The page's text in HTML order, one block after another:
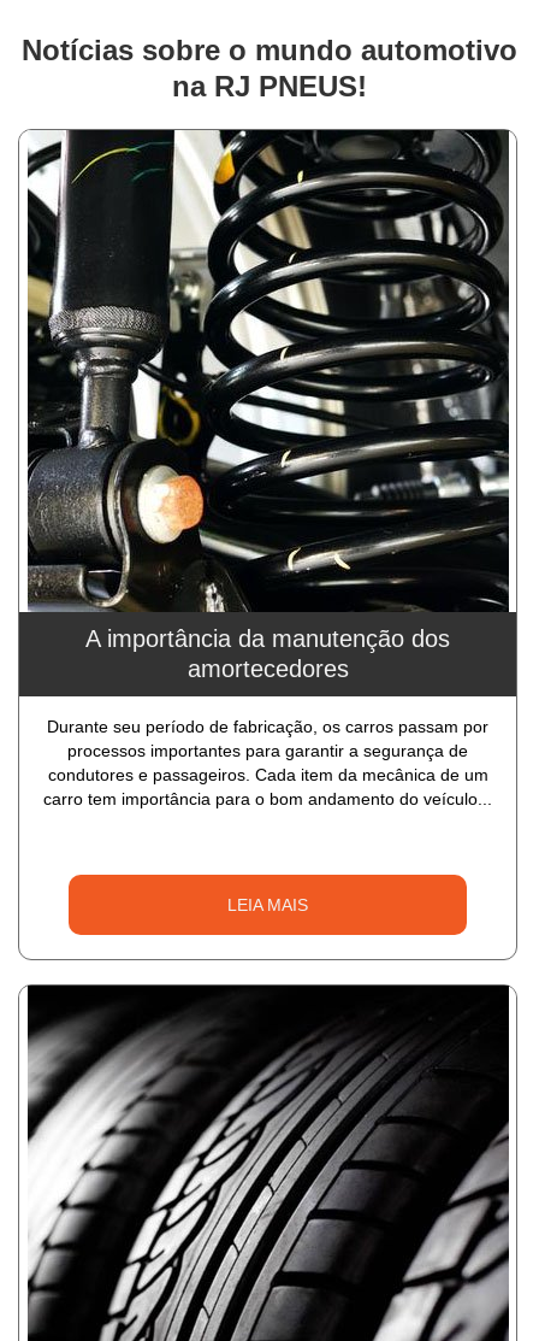
Notícias sobre o mundo automotivo
na RJ PNEUS!
A importância da manutenção dos
amortecedores
Durante seu período de fabricação, os carros passam por
processos importantes para garantir a segurança de
condutores e passageiros. Cada item da mecânica de um
carro tem importância para o bom andamento do veículo...
LEIA MAIS